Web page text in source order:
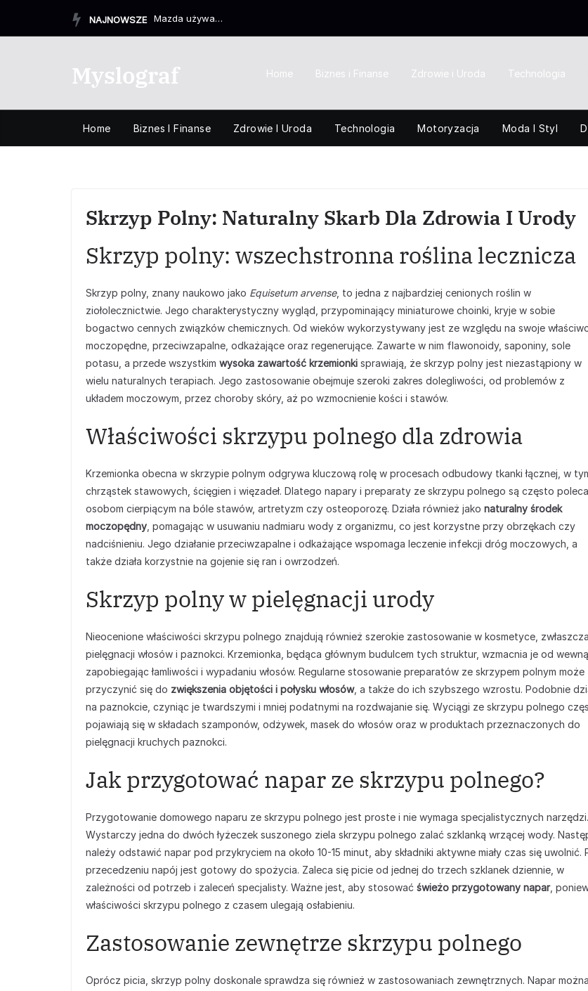
NAJNOWSZE Mazda używane z salonu – czy warto postawić na sprawdzon...
Myslograf Home Biznes i Finanse Zdrowie i Uroda Technologia
Home Biznes I Finanse Zdrowie I Uroda Technologia Motoryzacja Moda I Styl
Skrzyp Polny: Naturalny Skarb Dla Zdrowia I Urody
Skrzyp polny: wszechstronna roślina lecznicza
Skrzyp polny, znany naukowo jako Equisetum arvense, to jedna z najbardziej cenionych roślin w
ziołolecznictwie. Jego charakterystyczny wygląd, przypominający miniaturowe choinki, kryje w sobie
bogactwo cennych związków chemicznych. Od wieków wykorzystywany jest ze względu na swoje
moczopędne, przeciwzapalne, odkażające oraz regenerujące. Zawarte w nim flawonoidy, saponiny, sole
potasu, a przede wszystkim wysoka zawartość krzemionki sprawiają, że skrzyp polny jest niezastąpiony w
wielu naturalnych terapiach. Jego zastosowanie obejmuje szeroki zakres dolegliwości, od problemów z
układem moczowym, przez choroby skóry, aż po wzmocnienie kości i stawów.
Właściwości skrzypu polnego dla zdrowia
Krzemionka obecna w skrzypie polnym odgrywa kluczową rolę w procesach odbudowy tkanki łącznej, w
chrząstek stawowych, ścięgien i więzadeł. Dlatego napary i preparaty ze skrzypu polnego są często
osobom cierpiącym na bóle stawów, artretyzm czy osteoporozę. Działa również jako naturalny środek
moczopędny , pomagając w usuwaniu nadmiaru wody z organizmu, co jest korzystne przy obrzękach czy
nadciśnieniu. Jego działanie przeciwzapalne i odkażające wspomaga leczenie infekcji dróg moczowych, a
także działa korzystnie na gojenie się ran i owrzodzeń.
Skrzyp polny w pielęgnacji urody
Nieocenione właściwości skrzypu polnego znajdują również szerokie zastosowanie w kosmetyce,
pielęgnacji włosów i paznokci. Krzemionka, będąca głównym budulcem tych struktur, wzmacnia je od
zapobiegając łamliwości i wypadaniu włosów. Regularne stosowanie preparatów ze skrzypem polnym może
przyczynić się do zwiększenia objętości i połysku włosów, a także do ich szybszego wzrostu. Podobnie
na paznokcie, czyniąc je twardszymi i mniej podatnymi na rozdwajanie się. Wyciągi ze skrzypu polnego
pojawiają się w składach szamponów, odżywek, masek do włosów oraz w produktach przeznaczonych do
pielęgnacji kruchych paznokci.
Jak przygotować napar ze skrzypu polnego?
Przygotowanie domowego naparu ze skrzypu polnego jest proste i nie wymaga specjalistycznych narzędzi.
Wystarczy jedna do dwóch łyżeczek suszonego ziela skrzypu polnego zalać szklanką wrzącej wody.
należy odstawić napar pod przykryciem na około 10-15 minut, aby składniki aktywne miały czas się uwolnić.
przecedzeniu napój jest gotowy do spożycia. Zaleca się picie od jednej do trzech szklanek dziennie, w
zależności od potrzeb i zaleceń specjalisty. Ważne jest, aby stosować świeżo przygotowany napar,
właściwości skrzypu polnego z czasem ulegają osłabieniu.
Zastosowanie zewnętrze skrzypu polnego
Oprócz picia, skrzyp polny doskonale sprawdza się również w zastosowaniach zewnętrznych. Napar można